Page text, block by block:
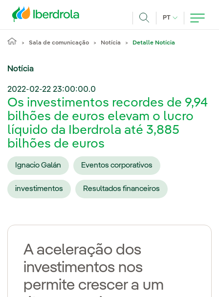
PT IDIOMA ATUAL,
Sala de comunicação Notícia Detalle Notícia
Notícia
2022-02-22 23:00:00.0
Os investimentos recordes de 9,94
bilhões de euros elevam o lucro
líquido da Iberdrola até 3,885
bilhões de euros
Ignacio Galán Eventos corporativos
investimentos Resultados financeiros
A aceleração dos
investimentos nos
permite crescer a um